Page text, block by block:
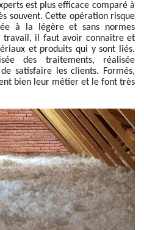
est plus efficace comparé à
souvent. Cette opération risque
à la légère et sans normes
travail, il faut avoir connaitre et
et produits qui y sont liés.
des traitements, réalisée
satisfaire les clients. Formés,
bien leur métier et le font très